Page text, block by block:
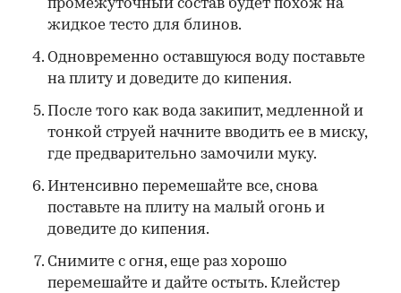
промежуточный состав будет похож на
жидкое тесто для блинов.
Одновременно оставшуюся воду поставьте
на плиту и доведите до кипения.
После того как вода закипит, медленной и
тонкой струей начните вводить ее в миску,
где предварительно замочили муку.
Интенсивно перемешайте все, снова
поставьте на плиту на малый огонь и
доведите до кипения.
Снимите с огня, еще раз хорошо
перемешайте и дайте остыть. Клейстер